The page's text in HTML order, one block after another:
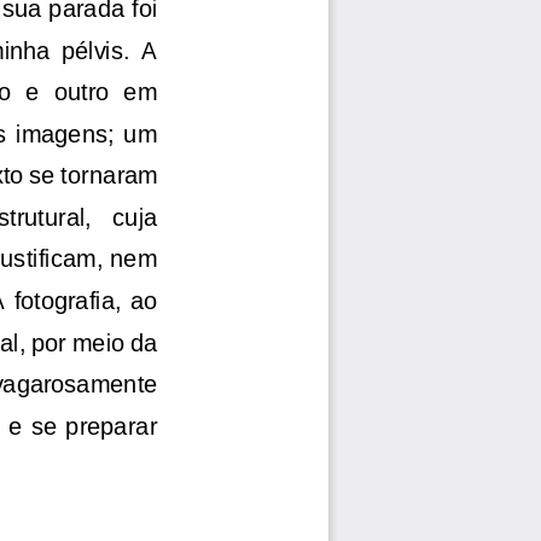
parada foi
pélvis.  A
e  outro  em
imagens;  um
se tornaram
cuja
nem
fotografia,  ao
por meio da
e  se  preparar